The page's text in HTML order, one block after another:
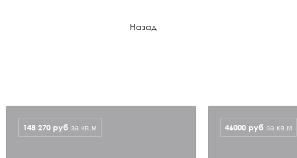
Назад
148 270 руб за кв.м 46000 руб за кв.м